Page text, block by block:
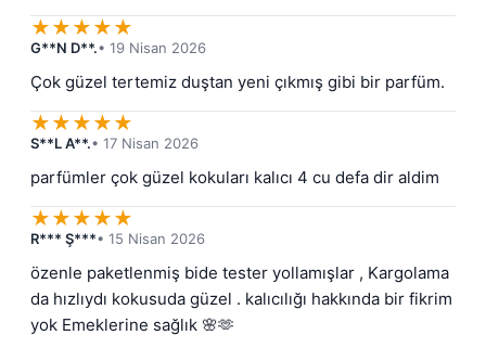
★★★★★
G**N D**.• 19 Nisan 2026
Çok güzel tertemiz duştan yeni çıkmış gibi bir parfüm.
★★★★★
S**L A**.• 17 Nisan 2026
parfümler çok güzel kokuları kalıcı 4 cu defa dir aldim
★★★★★
R*** Ş***• 15 Nisan 2026
özenle paketlenmiş bide tester yollamışlar , Kargolama
da hızlıydı kokusuda güzel . kalıcılığı hakkında bir fikrim
yok Emeklerine sağlık 🌸🫶